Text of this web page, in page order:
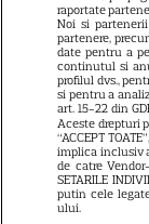
raportate
Noi si
partenere,
date pentru a
continutul si
profilul dvs.,
si pentru a
art. 15-22 din
Aceste drepturi
“ACCEPT
implica inclusiv
de catre
SETARILE
putin cele
ului.